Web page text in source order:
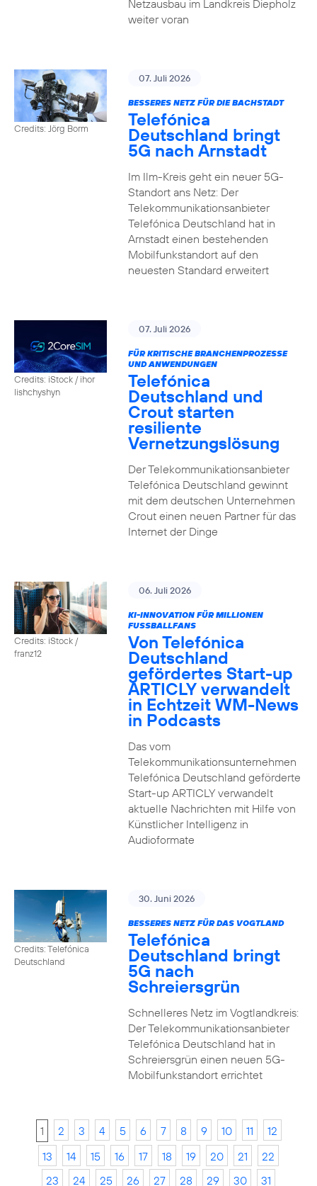
Netzausbau im Landkreis Diepholz
weiter voran
Credits: Jörg Borm
07. Juli 2026
BESSERES NETZ FÜR DIE BACHSTADT
Telefónica
Deutschland bringt
5G nach Arnstadt
Im Ilm-Kreis geht ein neuer 5G-
Standort ans Netz: Der
Telekommunikationsanbieter
Telefónica Deutschland hat in
Arnstadt einen bestehenden
Mobilfunkstandort auf den
neuesten Standard erweitert
Credits: iStock / ihor
lishchyshyn
07. Juli 2026
FÜR KRITISCHE BRANCHENPROZESSE
UND ANWENDUNGEN
Telefónica
Deutschland und
Crout starten
resiliente
Vernetzungslösung
Der Telekommunikationsanbieter
Telefónica Deutschland gewinnt
mit dem deutschen Unternehmen
Crout einen neuen Partner für das
Internet der Dinge
Credits: iStock /
franz12
06. Juli 2026
KI-INNOVATION FÜR MILLIONEN
FUSSBALLFANS
Von Telefónica
Deutschland
gefördertes Start-up
ARTICLY verwandelt
in Echtzeit WM-News
in Podcasts
Das vom
Telekommunikationsunternehmen
Telefónica Deutschland geförderte
Start-up ARTICLY verwandelt
aktuelle Nachrichten mit Hilfe von
Künstlicher Intelligenz in
Audioformate
Credits: Telefónica
Deutschland
30. Juni 2026
BESSERES NETZ FÜR DAS VOGTLAND
Telefónica
Deutschland bringt
5G nach
Schreiersgrün
Schnelleres Netz im Vogtlandkreis:
Der Telekommunikationsanbieter
Telefónica Deutschland hat in
Schreiersgrün einen neuen 5G-
Mobilfunkstandort errichtet
1 2 3 4 5 6 7 8 9 10 11
12
13
14 15 16 17 18 19 20 21
22
23
24 25 26 27 28 29 30 31